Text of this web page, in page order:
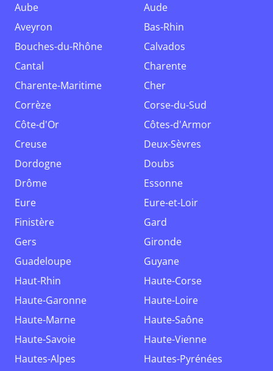
Aube
Aude
Aveyron
Bas-Rhin
Bouches-du-Rhône
Calvados
Cantal
Charente
Charente-Maritime
Cher
Corrèze
Corse-du-Sud
Côte-d'Or
Côtes-d'Armor
Creuse
Deux-Sèvres
Dordogne
Doubs
Drôme
Essonne
Eure
Eure-et-Loir
Finistère
Gard
Gers
Gironde
Guadeloupe
Guyane
Haut-Rhin
Haute-Corse
Haute-Garonne
Haute-Loire
Haute-Marne
Haute-Saône
Haute-Savoie
Haute-Vienne
Hautes-Alpes
Hautes-Pyrénées